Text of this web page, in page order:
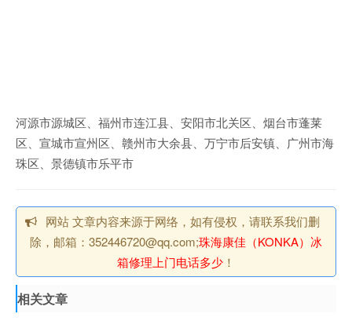
河源市源城区、福州市连江县、安阳市北关区、烟台市蓬莱
区、宣城市宣州区、赣州市大余县、万宁市后安镇、广州市海
珠区、景德镇市乐平市
网站 文章内容来源于网络，如有侵权，请联系我们删
除，邮箱：352446720@qq.com;珠海康佳（KONKA）冰
箱修理上门电话多少 ！
相关文章